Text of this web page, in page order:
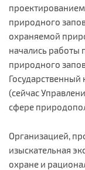
природного
охраняемой
начались работы
природного
Государственный
(сейчас
сфере
Организацией,
изыскательная
охране и